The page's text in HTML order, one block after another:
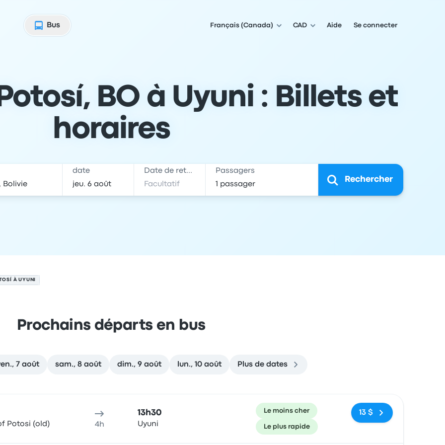
Bus
Français (Canada) CAD Aide Se connecter
BO à Uyuni : Billets et
horaires
date Date de retour Passagers
Rechercher
À UYUNI
Prochains départs en bus
7 août sam., 8 août dim., 9 août lun., 10 août Plus de dates
Potosi (old) 4h
13h30
Uyuni
Le moins cher
Le plus rapide
13 $